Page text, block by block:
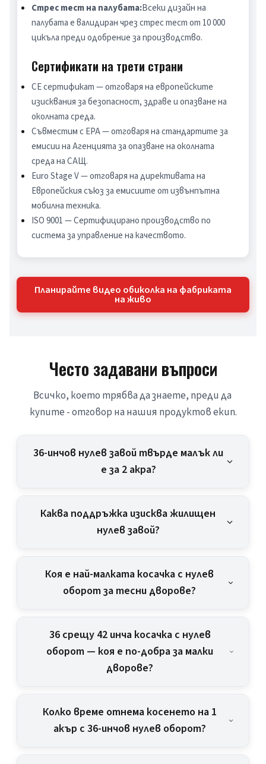
Стрес тест на палубата:Всеки дизайн на
палубата е валидиран чрез стрес тест от 10 000
цикъла преди одобрение за производство.
Сертификати на трети страни
CE сертификат — отговаря на европейските
изисквания за безопасност, здраве и опазване на
околната среда.
Съвместим с EPA — отговаря на стандартите за
емисии на Агенцията за опазване на околната
среда на САЩ.
Euro Stage V — отговаря на директивата на
Европейския съюз за емисиите от извънпътна
мобилна техника.
ISO 9001 — Сертифицирано производство по
система за управление на качеството.
Планирайте видео обиколка на фабриката
на живо
Често задавани въпроси
Всичко, което трябва да знаете, преди да
купите - отговор на нашия продуктов екип.
36-инчов нулев завой твърде малък ли
е за 2 акра?
Каква поддръжка изисква жилищен
нулев завой?
Коя е най-малката косачка с нулев
оборот за тесни дворове?
36 срещу 42 инча косачка с нулев
оборот — коя е по-добра за малки
дворове?
Колко време отнема косенето на 1
акър с 36-инчов нулев оборот?